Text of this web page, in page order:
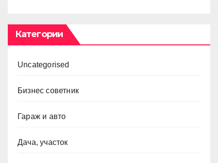
Категории
Uncategorised
Бизнес советник
Гараж и авто
Дача, участок